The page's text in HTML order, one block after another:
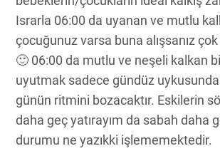
Israrla 06:00 da uyanan ve mutlu
çocuğunuz varsa buna alışsanız
🙂 06:00 da mutlu ve neşeli kalkan
uyutmak sadece gündüz
günün ritmini bozacaktır. Eskilerin
daha geç yatırayım da sabah daha
durumu ne yazıkki işlememektedir.